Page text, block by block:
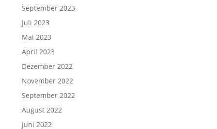
September 2023
Juli 2023
Mai 2023
April 2023
Dezember 2022
November 2022
September 2022
August 2022
Juni 2022